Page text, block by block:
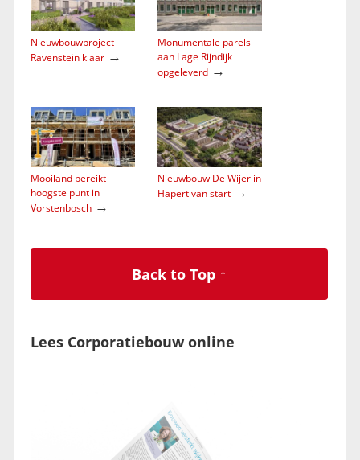
Nieuwbouwproject
Ravenstein klaar→
Monumentale parels
aan Lage Rijndijk
opgeleverd→
Mooiland bereikt
hoogste punt in
Vorstenbosch→
Nieuwbouw De Wijer in
Hapert van start→
Back to Top ↑
Lees Corporatiebouw online